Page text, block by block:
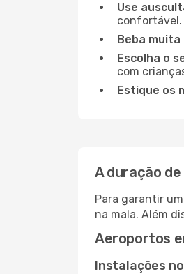
Use
confortável.
Beba muita
Escolha o
com
Estique os
A duração
Para garantir
na mala. Além
Aeroportos
Instalações